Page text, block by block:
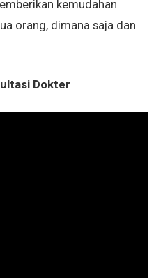
kemudahan
orang, dimana saja dan
Dokter